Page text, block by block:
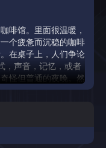
啡馆。里面很温暖，
个疲惫而沉稳的咖啡
在桌子上，人们争论
，声音，记忆，或者
怪但普通的夜晚。然
话变得越来越不偶
觉小说，着重于氛